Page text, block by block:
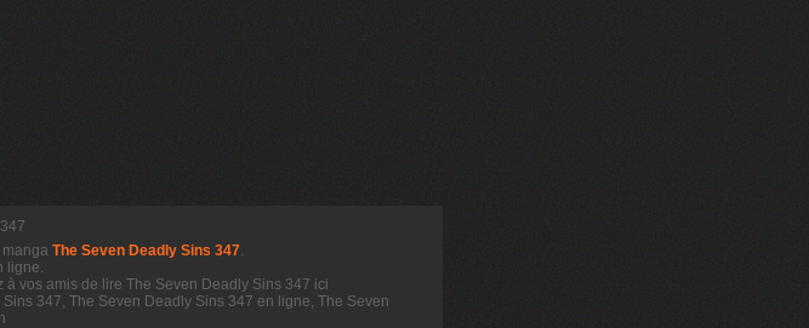
manga The Seven Deadly Sins 347.
ligne.
vos amis de lire The Seven Deadly Sins 347 ici
347, The Seven Deadly Sins 347 en ligne, The Seven